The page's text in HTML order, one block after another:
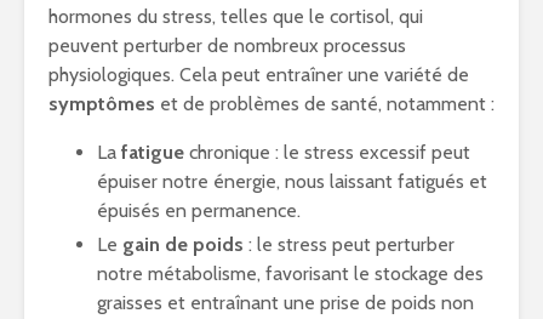
hormones du stress, telles que le cortisol, qui
peuvent perturber de nombreux processus
physiologiques. Cela peut entraîner une variété de
symptômes et de problèmes de santé, notamment :
La fatigue chronique : le stress excessif peut
épuiser notre énergie, nous laissant fatigués et
épuisés en permanence.
Le gain de poids : le stress peut perturber
notre métabolisme, favorisant le stockage des
graisses et entraînant une prise de poids non